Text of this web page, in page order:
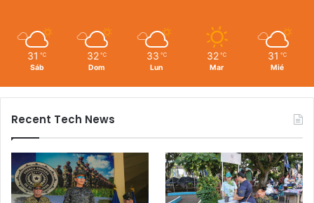
31 ℃
Sáb
32 ℃
Dom
33 ℃
Lun
32 ℃
Mar
31 ℃
Mié
Recent Tech News